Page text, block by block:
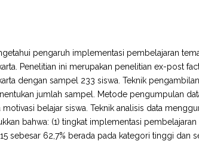
pengaruh implementasi pembelajaran
Penelitian ini merupakan penelitian ex-post
dengan sampel 233 siswa. Teknik
jumlah sampel. Metode pengumpulan
belajar siswa. Teknik analisis data
bahwa: (1) tingkat implementasi
sebesar 62,7% berada pada kategori tinggi dan